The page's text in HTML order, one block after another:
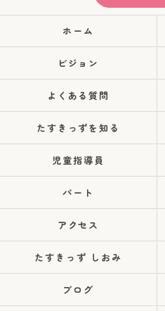
ホーム
ビジョン
よくある質問
たすきっずを知る
児童指導員
パート
アクセス
たすきっず しおみ
ブログ